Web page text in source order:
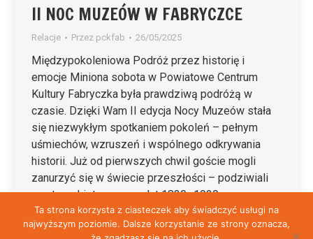
II NOC MUZEÓW W FABRYCZCE
Relacje Przez pckfab 26/05/2025
Międzypokoleniowa Podróż przez historię i
emocje Miniona sobota w Powiatowe Centrum
Kultury Fabryczka była prawdziwą podróżą w
czasie. Dzięki Wam II edycja Nocy Muzeów stała
się niezwykłym spotkaniem pokoleń – pełnym
uśmiechów, wzruszeń i wspólnego odkrywania
historii. Już od pierwszych chwil goście mogli
zanurzyć się w świecie przeszłości – podziwiali
wystawę historyczną z lat 1830–1920,…
Ta strona korzysta z ciasteczek aby świadczyć usługi na
najwyższym poziomie. Dalsze korzystanie ze strony oznacza,